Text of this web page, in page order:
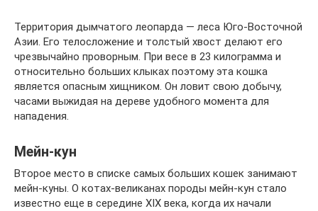
Территория дымчатого леопарда — леса Юго-Восточной
Азии. Его телосложение и толстый хвост делают его
чрезвычайно проворным. При весе в 23 килограмма и
относительно больших клыках поэтому эта кошка
является опасным хищником. Он ловит свою добычу,
часами выжидая на дереве удобного момента для
нападения.
Мейн-кун
Второе место в списке самых больших кошек занимают
мейн-куны. О котах-великанах породы мейн-кун стало
известно еще в середине XIX века, когда их начали